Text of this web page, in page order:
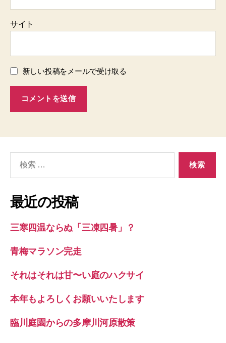
サイト
新しい投稿をメールで受け取る
象:
最近の投稿
三寒四温ならぬ「三凍四暑」？
青梅マラソン完走
それはそれは甘〜い庭のハクサイ
本年もよろしくお願いいたします
臨川庭園からの多摩川河原散策